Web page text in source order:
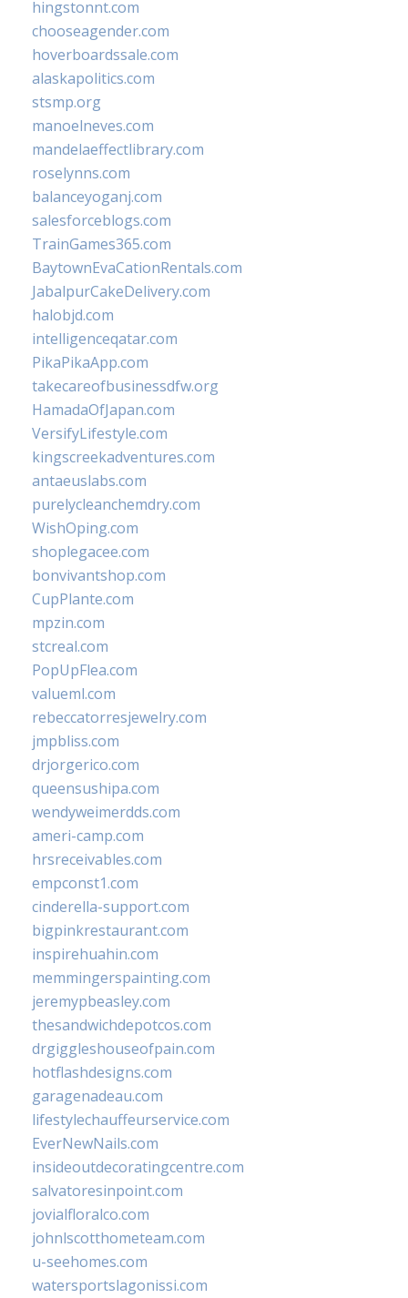
hingstonnt.com
chooseagender.com
hoverboardssale.com
alaskapolitics.com
stsmp.org
manoelneves.com
mandelaeffectlibrary.com
roselynns.com
balanceyoganj.com
salesforceblogs.com
TrainGames365.com
BaytownEvaCationRentals.com
JabalpurCakeDelivery.com
halobjd.com
intelligenceqatar.com
PikaPikaApp.com
takecareofbusinessdfw.org
HamadaOfJapan.com
VersifyLifestyle.com
kingscreekadventures.com
antaeuslabs.com
purelycleanchemdry.com
WishOping.com
shoplegacee.com
bonvivantshop.com
CupPlante.com
mpzin.com
stcreal.com
PopUpFlea.com
valueml.com
rebeccatorresjewelry.com
jmpbliss.com
drjorgerico.com
queensushipa.com
wendyweimerdds.com
ameri-camp.com
hrsreceivables.com
empconst1.com
cinderella-support.com
bigpinkrestaurant.com
inspirehuahin.com
memmingerspainting.com
jeremypbeasley.com
thesandwichdepotcos.com
drgiggleshouseofpain.com
hotflashdesigns.com
garagenadeau.com
lifestylechauffeurservice.com
EverNewNails.com
insideoutdecoratingcentre.com
salvatoresinpoint.com
jovialfloralco.com
johnlscotthometeam.com
u-seehomes.com
watersportslagonissi.com